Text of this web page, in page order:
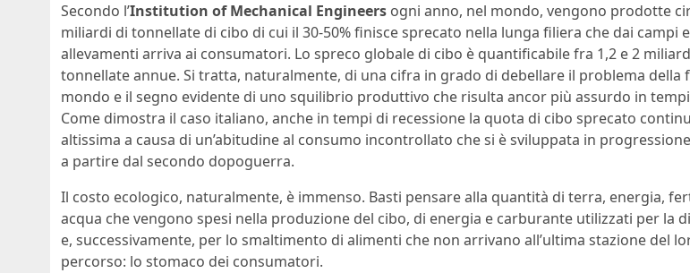
Secondo l’Institution of Mechanical Engineers ogni anno, nel mondo, vengono prodotte
miliardi di tonnellate di cibo di cui il 30-50% finisce sprecato nella lunga filiera che dai campi
allevamenti arriva ai consumatori. Lo spreco globale di cibo è quantificabile fra 1,2 e 2
tonnellate annue. Si tratta, naturalmente, di una cifra in grado di debellare il problema della
mondo e il segno evidente di uno squilibrio produttivo che risulta ancor più assurdo in
Come dimostra il caso italiano, anche in tempi di recessione la quota di cibo sprecato
altissima a causa di un’abitudine al consumo incontrollato che si è sviluppata in
a partire dal secondo dopoguerra.
Il costo ecologico, naturalmente, è immenso. Basti pensare alla quantità di terra, energia,
acqua che vengono spesi nella produzione del cibo, di energia e carburante utilizzati per la
e, successivamente, per lo smaltimento di alimenti che non arrivano all’ultima stazione del
percorso: lo stomaco dei consumatori.